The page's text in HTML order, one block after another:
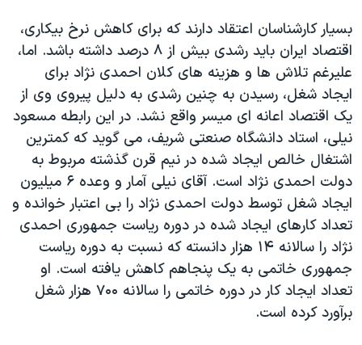
بسیار کارشناسان اعتقاد دارند که برای کاهش نرخ بیکاری،
اقتصاد ایران باید رشدی بیش از ۸ درصد داشته باشد. اما،
علیرغم تلاش ها و هزینه های کلان احمدی نژاد برای
ایجاد شغل، رسیدن به چنین رشدی به دلیل پیروی وی از
یک اقتصاد اعانه ای میسر واقع نشد. در این رابطه مسعود
نیلی، استاد دانشگاه صنعتی شریف، می گوید که کمترین
اشتغال خالص ایجاد شده در نیم قرن گذشته مربوط به
دولت احمدی نژاد است. آقای نیلی آمار و وعده ۶ میلیون
ایجاد شغل توسط دولت احمدی نژاد را بی اعتبار خوانده و
تعداد کارهای ایجاد شده در دوره ریاست جمهوری احمدی
نژاد را سالانه ۱۴ هزار دانسته که نسبت به دوره ریاست
جمهوری خاتمی به یک پنجاهم کاهش یافته است. او
تعداد ایجاد کار در دوره خاتمی را سالانه ۷۰۰ هزار شغل
برآورد کرده است.